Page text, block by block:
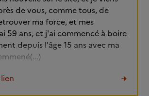
de vous, comme tous, de
ma force, et mes
59 ans, et j'ai commencé à boire
depuis l'âge 15 ans avec ma